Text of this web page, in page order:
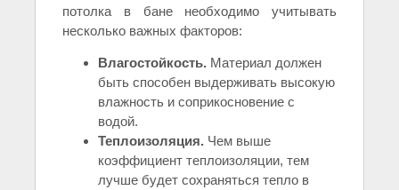
потолка в бане необходимо учитывать
несколько важных факторов:
Влагостойкость. Материал должен
быть способен выдерживать высокую
влажность и соприкосновение с
водой.
Теплоизоляция. Чем выше
коэффициент теплоизоляции, тем
лучше будет сохраняться тепло в